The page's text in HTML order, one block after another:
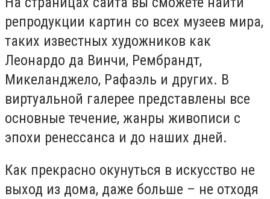
репродукции картин со всех музеев мира,
таких известных художников как
Леонардо да Винчи, Рембрандт,
Микеланджело, Рафаэль и других. В
виртуальной галерее представлены все
основные течение, жанры живописи с
эпохи ренессанса и до наших дней.
Как прекрасно окунуться в искусство не
выход из дома, даже больше – не отходя